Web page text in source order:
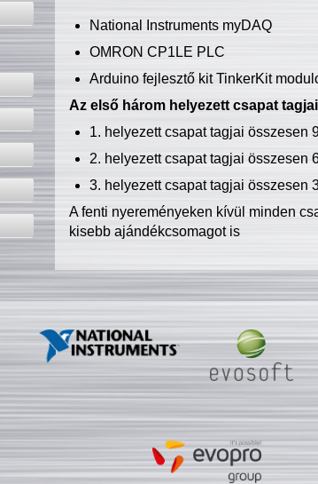
National Instruments myDAQ
OMRON CP1LE PLC
Arduino fejlesztő kit TinkerKit
Az első három helyezett csapat
1. helyezett csapat tagjai összesen
2. helyezett csapat tagjai összesen
3. helyezett csapat tagjai összesen
A fenti nyereményeken kívül minden
kisebb ajándékcsomagot is